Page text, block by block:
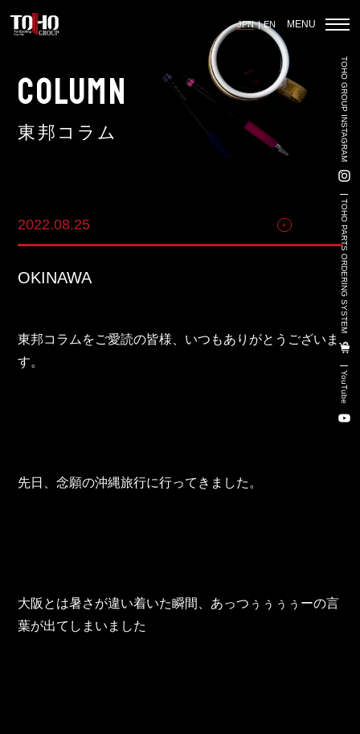
JPN EN MENU
中古車販売事業
輸出入事業
新卒・キャリア採用コンサルティング事業
株式会社 ワールドパーツ
TOHO GROUP INSTAGRAM
TOHO PARTS ORDERING SYSTEM
YouTube
COLUMN
東邦コラム
2022.08.25 その他
OKINAWA
東邦コラムをご愛読の皆様、いつもありがとうございま
す。
先日、念願の沖縄旅行に行ってきました。
大阪とは暑さが違い着いた瞬間、あっつぅぅぅぅーの言
葉が出てしまいました